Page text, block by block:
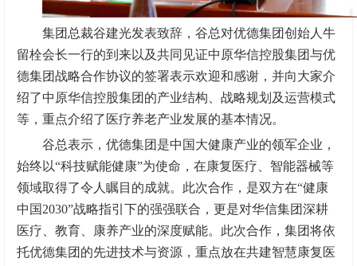
集团总裁谷建光发表致辞，谷总对优德集团创始人牛
留栓会长一行的到来以及共同见证中原华信控股集团与优
德集团战略合作协议的签署表示欢迎和感谢，并向大家介
绍了中原华信控股集团的产业结构、战略规划及运营模式
等，重点介绍了医疗养老产业发展的基本情况。
谷总表示，优德集团是中国大健康产业的领军企业，
始终以“科技赋能健康”为使命，在康复医疗、智能器械等
领域取得了令人瞩目的成就。此次合作，是双方在“健康
中国2030”战略指引下的强强联合，更是对华信集团深耕
医疗、教育、康养产业的深度赋能。此次合作，集团将依
托优德集团的先进技术与资源，重点放在共建智慧康复医